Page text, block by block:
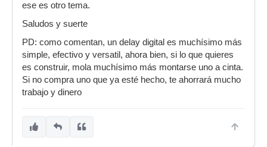
ese es otro tema.
Saludos y suerte
PD: como comentan, un delay digital es muchísimo más
simple, efectivo y versatil, ahora bien, si lo que quieres
es construir, mola muchísimo más montarse uno a cinta.
Si no compra uno que ya esté hecho, te ahorrará mucho
trabajo y dinero